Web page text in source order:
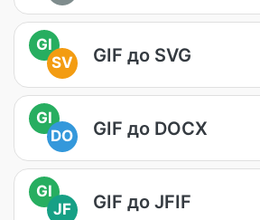
GI
SV
GIF до SVG
GI
DO
GIF до DOCX
GI
JF
GIF до JFIF